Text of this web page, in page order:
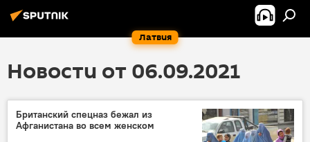
Латвия
Новости от 06.09.2021
Британский спецназ бежал из
Афганистана во всем женском